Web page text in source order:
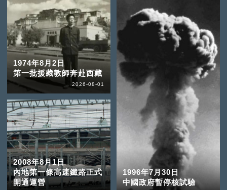
1974年8月2日
第一批援藏教師奔赴西藏
2026-08-01
2008年8月1日
內地第一條高速鐵路正式
開通運營
1996年7月30日
中國政府暫停核試驗